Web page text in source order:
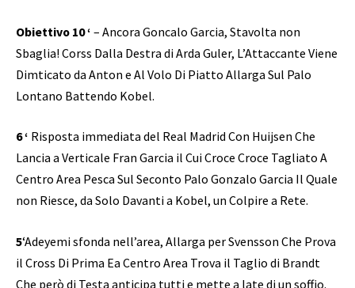
Obiettivo 10 ‘ – Ancora Goncalo Garcia, Stavolta non
Sbaglia! Corss Dalla Destra di Arda Guler, L’Attaccante Viene
Dimticato da Anton e Al Volo Di Piatto Allarga Sul Palo
Lontano Battendo Kobel.
6 ‘ Risposta immediata del Real Madrid Con Huijsen Che
Lancia a Verticale Fran Garcia il Cui Croce Croce Tagliato A
Centro Area Pesca Sul Seconto Palo Gonzalo Garcia Il Quale
non Riesce, da Solo Davanti a Kobel, un Colpire a Rete.
5‘Adeyemi sfonda nell’area, Allarga per Svensson Che Prova
il Cross Di Prima Ea Centro Area Trova il Taglio di Brandt
Che però di Testa anticipa tutti e mette a late di un soffio.